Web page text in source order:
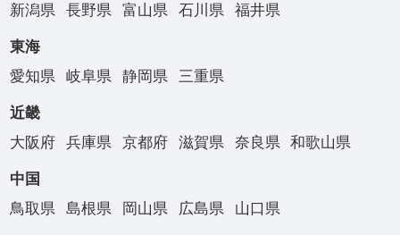
新潟県
長野県 富山県 石川県 福井県
東海
愛知県
岐阜県 静岡県 三重県
近畿
大阪府
兵庫県 京都府 滋賀県 奈良県 和歌山県
中国
鳥取県
島根県 岡山県 広島県 山口県